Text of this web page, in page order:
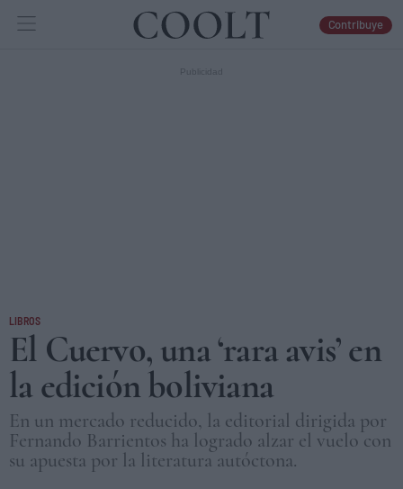
IDEAS
Contribuye
LIBROS
El Cuervo, una ‘rara avis’ en
la edición boliviana
En un mercado reducido, la editorial dirigida por
Fernando Barrientos ha logrado alzar el vuelo con
su apuesta por la literatura autóctona.